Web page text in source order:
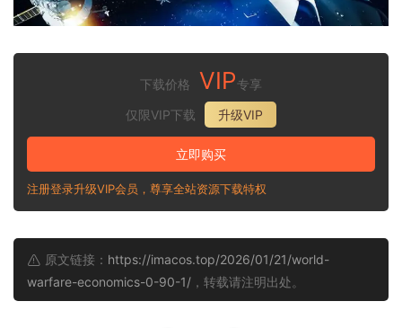
下载价格 VIP专享
仅限VIP下载
升级VIP
立即购买
注册登录升级VIP会员，尊享全站资源下载特权
原文链接： https://imacos.top/2026/01/21/world-
warfare-economics-0-90-1/ ，转载请注明出处。